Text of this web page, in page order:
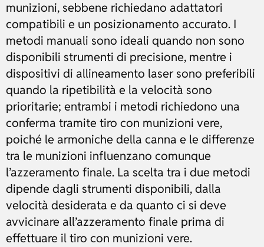
munizioni, sebbene richiedano adattatori
compatibili e un posizionamento accurato. I
metodi manuali sono ideali quando non sono
disponibili strumenti di precisione, mentre i
dispositivi di allineamento laser sono preferibili
quando la ripetibilità e la velocità sono
prioritarie; entrambi i metodi richiedono una
conferma tramite tiro con munizioni vere,
poiché le armoniche della canna e le differenze
tra le munizioni influenzano comunque
l’azzeramento finale. La scelta tra i due metodi
dipende dagli strumenti disponibili, dalla
velocità desiderata e da quanto ci si deve
avvicinare all’azzeramento finale prima di
effettuare il tiro con munizioni vere.